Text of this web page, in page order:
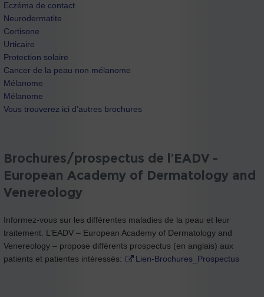
Eczéma de contact
Neurodermatite
Cortisone
Urticaire
Protection solaire
Cancer de la peau non mélanome
Mélanome
Mélanome
Vous trouverez ici d’autres brochures
Brochures/prospectus de l’EADV -
European Academy of Dermatology and
Venereology
Informez-vous sur les différentes maladies de la peau et leur
traitement. L’EADV – European Academy of Dermatology and
Venereology – propose différents prospectus (en anglais) aux
patients et patientes intéressés:
Lien-Brochures_Prospectus